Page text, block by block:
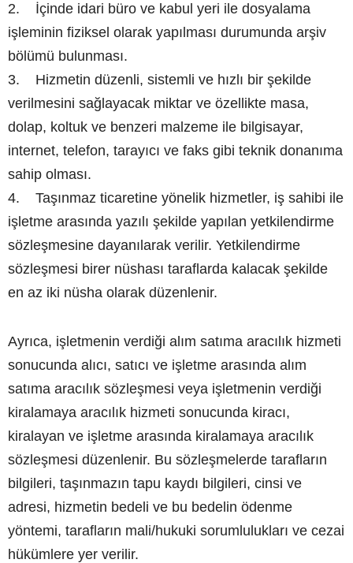
2. İçinde idari büro ve kabul yeri ile dosyalama
işleminin fiziksel olarak yapılması durumunda arşiv
bölümü bulunması.
3. Hizmetin düzenli, sistemli ve hızlı bir şekilde
verilmesini sağlayacak miktar ve özellikte masa,
dolap, koltuk ve benzeri malzeme ile bilgisayar,
internet, telefon, tarayıcı ve faks gibi teknik donanıma
sahip olması.
4. Taşınmaz ticaretine yönelik hizmetler, iş sahibi ile
işletme arasında yazılı şekilde yapılan yetkilendirme
sözleşmesine dayanılarak verilir. Yetkilendirme
sözleşmesi birer nüshası taraflarda kalacak şekilde
en az iki nüsha olarak düzenlenir.
Ayrıca, işletmenin verdiği alım satıma aracılık hizmeti
sonucunda alıcı, satıcı ve işletme arasında alım
satıma aracılık sözleşmesi veya işletmenin verdiği
kiralamaya aracılık hizmeti sonucunda kiracı,
kiralayan ve işletme arasında kiralamaya aracılık
sözleşmesi düzenlenir. Bu sözleşmelerde tarafların
bilgileri, taşınmazın tapu kaydı bilgileri, cinsi ve
adresi, hizmetin bedeli ve bu bedelin ödenme
yöntemi, tarafların mali/hukuki sorumlulukları ve cezai
hükümlere yer verilir.